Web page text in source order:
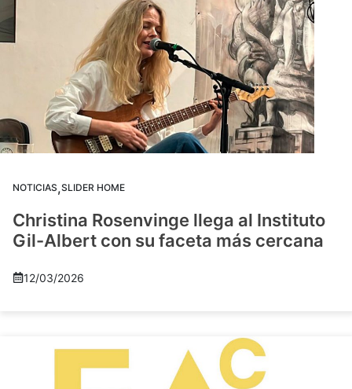
NOTICIAS,SLIDER HOME
Christina Rosenvinge llega al Instituto
Gil-Albert con su faceta más cercana
12/03/2026